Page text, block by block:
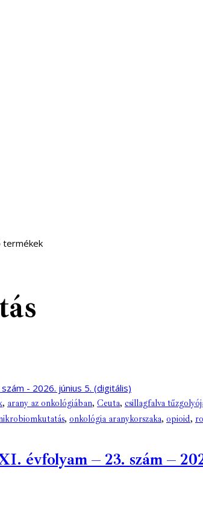
termékek
, arany az onkológiában, Ceuta, csillagfalva
, onkológia aranykorszaka, opioid,
évfolyam – 23. szám –